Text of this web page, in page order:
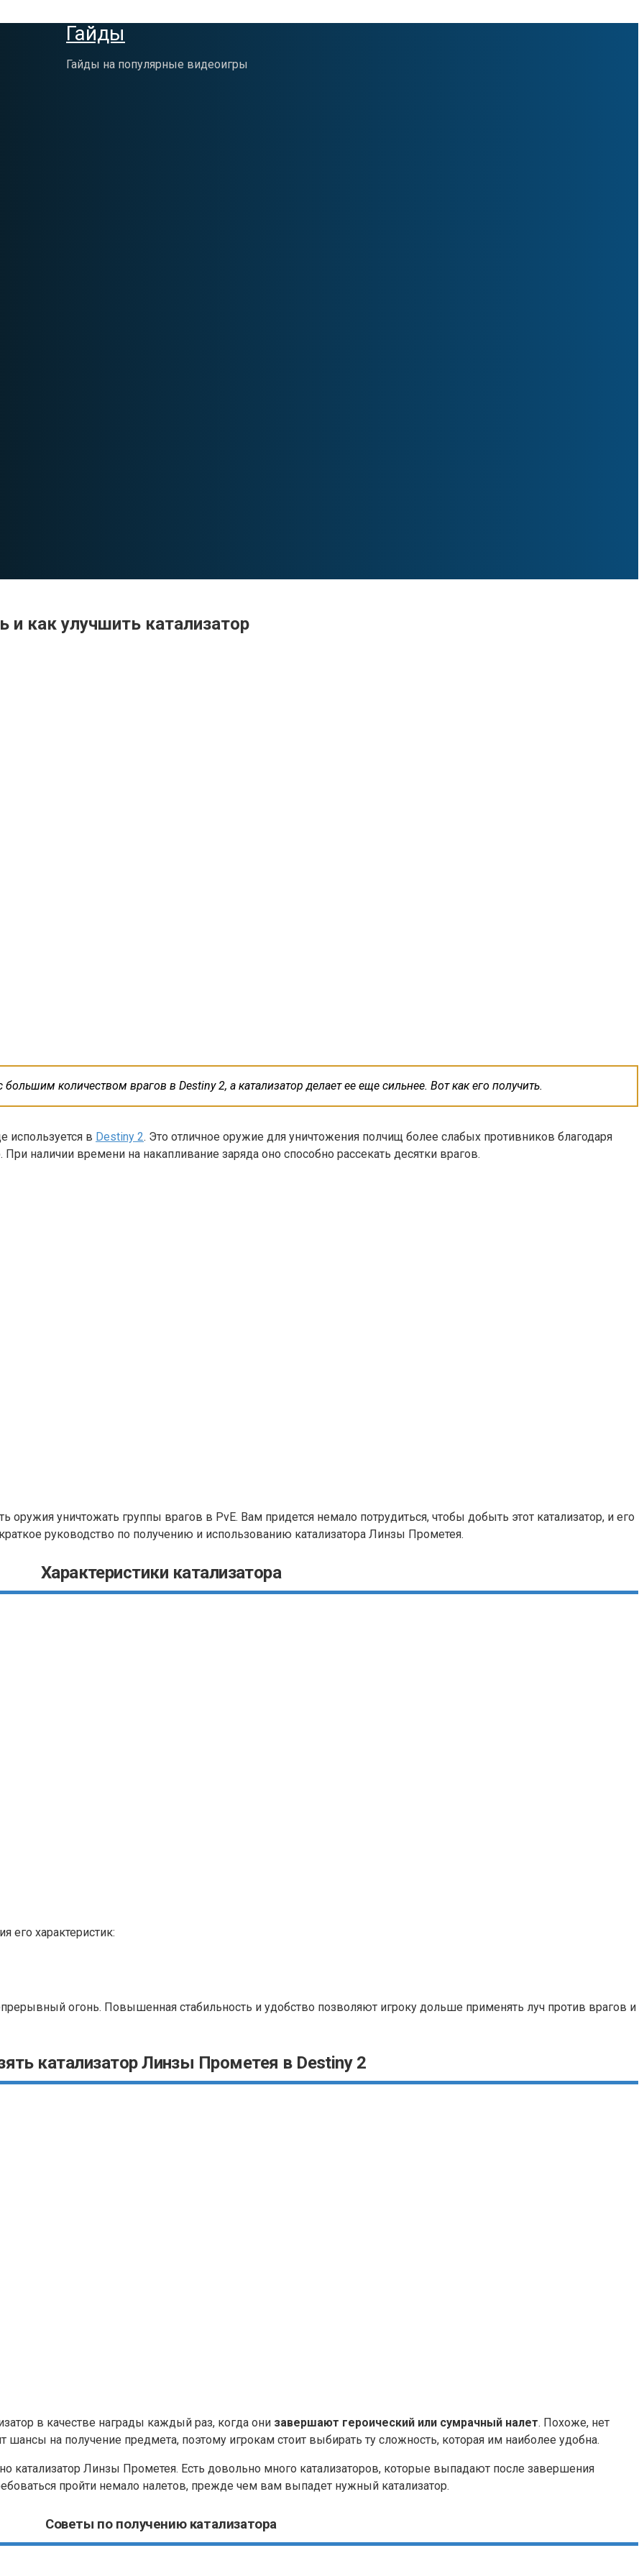
Гайды
Гайды на популярные видеоигры
как улучшить катализатор
количеством врагов в Destiny 2, а катализатор делает ее еще сильнее. Вот как его получить.
используется в Destiny 2. Это отличное оружие для уничтожения полчищ более слабых противников благодаря
наличии времени на накапливание заряда оно способно рассекать десятки врагов.
оружия уничтожать группы врагов в PvE. Вам придется немало потрудиться, чтобы добыть этот катализатор, и его
руководство по получению и использованию катализатора Линзы Прометея.
Характеристики катализатора
характеристик:
огонь. Повышенная стабильность и удобство позволяют игроку дольше применять луч против врагов и
катализатор Линзы Прометея в Destiny 2
в качестве награды каждый раз, когда они завершают героический или сумрачный налет. Похоже, нет
шансы на получение предмета, поэтому игрокам стоит выбирать ту сложность, которая им наиболее удобна.
катализатор Линзы Прометея. Есть довольно много катализаторов, которые выпадают после завершения
пройти немало налетов, прежде чем вам выпадет нужный катализатор.
Советы по получению катализатора